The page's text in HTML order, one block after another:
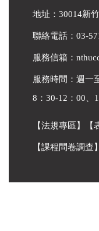
地址：30014新
聯絡電話：03-
服務信箱：
服務時間：週一
8：30-12：00、
【法規專區】 【
【課程問卷調查】